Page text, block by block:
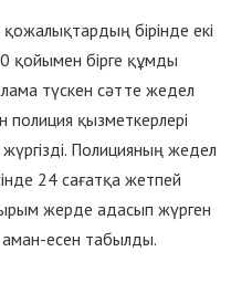
бірінде екі
қойымен бірге құмды
түскен сәтте жедел
қызметкерлері
Полицияның жедел
24 сағатқа жетпей
жерде адасып жүрген
есен табылды.